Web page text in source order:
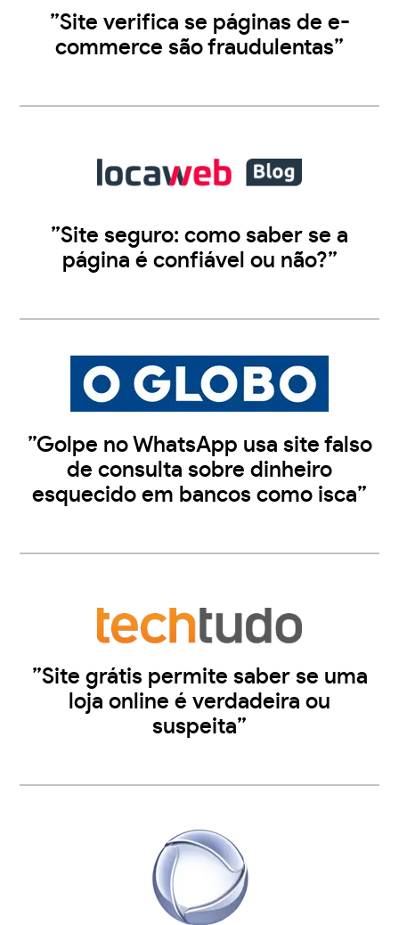
”Site verifica se páginas de e-
commerce são fraudulentas”
”Site seguro: como saber se a
página é confiável ou não?”
”Golpe no WhatsApp usa site falso
de consulta sobre dinheiro
esquecido em bancos como isca”
”Site grátis permite saber se uma
loja online é verdadeira ou
suspeita”